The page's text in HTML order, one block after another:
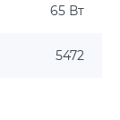
65 Вт
5472